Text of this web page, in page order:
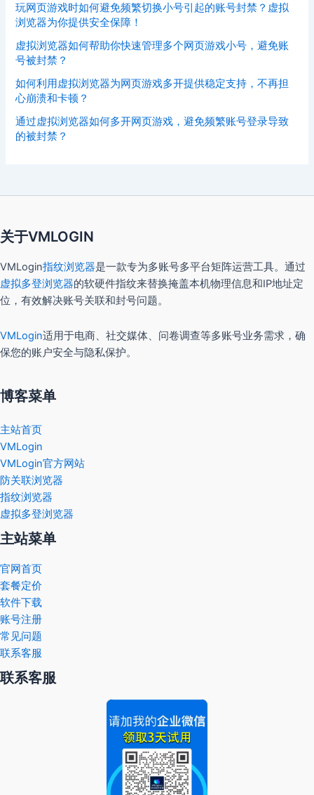
玩网页游戏时如何避免频繁切换小号引起的账号封禁？虚拟
浏览器为你提供安全保障！
虚拟浏览器如何帮助你快速管理多个网页游戏小号，避免账
号被封禁？
如何利用虚拟浏览器为网页游戏多开提供稳定支持，不再担
心崩溃和卡顿？
通过虚拟浏览器如何多开网页游戏，避免频繁账号登录导致
的被封禁？
关于VMLOGIN
VMLogin指纹浏览器是一款专为多账号多平台矩阵运营工具。通过
虚拟多登浏览器的软硬件指纹来替换掩盖本机物理信息和IP地址定
位，有效解决账号关联和封号问题。
VMLogin适用于电商、社交媒体、问卷调查等多账号业务需求，确
保您的账户安全与隐私保护。
博客菜单
主站首页
VMLogin
VMLogin官方网站
防关联浏览器
指纹浏览器
虚拟多登浏览器
主站菜单
官网首页
套餐定价
软件下载
账号注册
常见问题
联系客服
联系客服